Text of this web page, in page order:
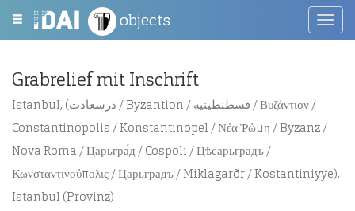
objects
Grabrelief mit Inschrift
Istanbul, (درسعادت / Byzantion / قسطنطينيه / Βυζάντιον /
Constantinopolis / Konstantinopel / Νέα Ῥώμη / Byzanz /
Nova Roma / Царьгра́д / Cospoli / Цѣсарьградъ /
Κωνσταντινούπολις / Царьградъ / Miklagarðr / Kostantiniyye),
Istanbul (Provinz)